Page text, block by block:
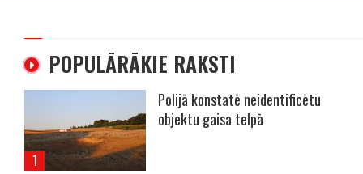
POPULĀRĀKIE RAKSTI
Polijā konstatē neidentificētu
objektu gaisa telpā